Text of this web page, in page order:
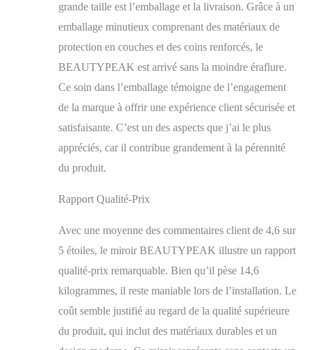
grande taille est l’emballage et la livraison. Grâce à un
emballage minutieux comprenant des matériaux de
protection en couches et des coins renforcés, le
BEAUTYPEAK est arrivé sans la moindre éraflure.
Ce soin dans l’emballage témoigne de l’engagement
de la marque à offrir une expérience client sécurisée et
satisfaisante. C’est un des aspects que j’ai le plus
appréciés, car il contribue grandement à la pérennité
du produit.
Rapport Qualité-Prix
Avec une moyenne des commentaires client de 4,6 sur
5 étoiles, le miroir BEAUTYPEAK illustre un rapport
qualité-prix remarquable. Bien qu’il pèse 14,6
kilogrammes, il reste maniable lors de l’installation. Le
coût semble justifié au regard de la qualité supérieure
du produit, qui inclut des matériaux durables et un